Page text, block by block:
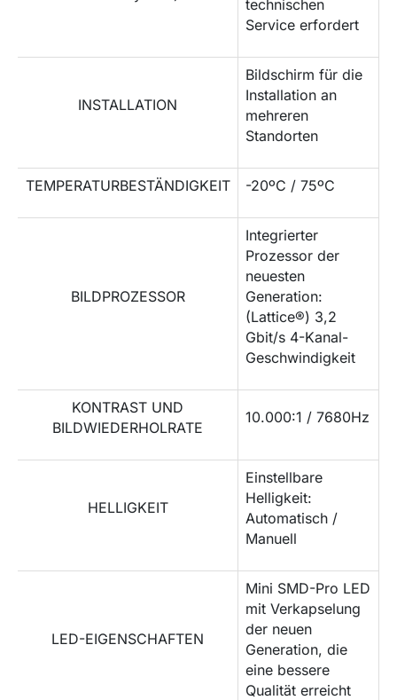
technischen
Service erfordert
INSTALLATION
Bildschirm für die
Installation an
mehreren
Standorten
TEMPERATURBESTÄNDIGKEIT -20ºC / 75ºC
BILDPROZESSOR
Integrierter
Prozessor der
neuesten
Generation:
(Lattice®) 3,2
Gbit/s 4-Kanal-
Geschwindigkeit
KONTRAST UND
BILDWIEDERHOLRATE
10.000:1 / 7680Hz
HELLIGKEIT
Einstellbare
Helligkeit:
Automatisch /
Manuell
LED-EIGENSCHAFTEN
Mini SMD-Pro LED
mit Verkapselung
der neuen
Generation, die
eine bessere
Qualität erreicht